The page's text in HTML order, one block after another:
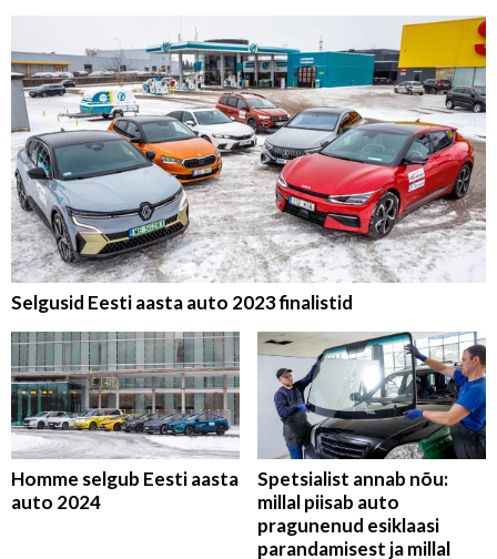
Selgusid Eesti aasta auto 2023 finalistid
Homme selgub Eesti aasta
auto 2024
Spetsialist annab nõu:
millal piisab auto
pragunenud esiklaasi
parandamisest ja millal